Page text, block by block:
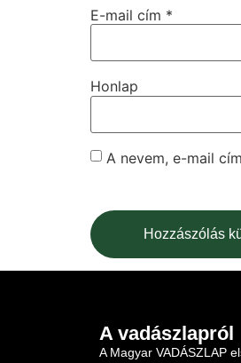
E-mail cím *
Honlap
A nevem, e-mail
A vadászlapról
A Magyar VADÁSZLAP